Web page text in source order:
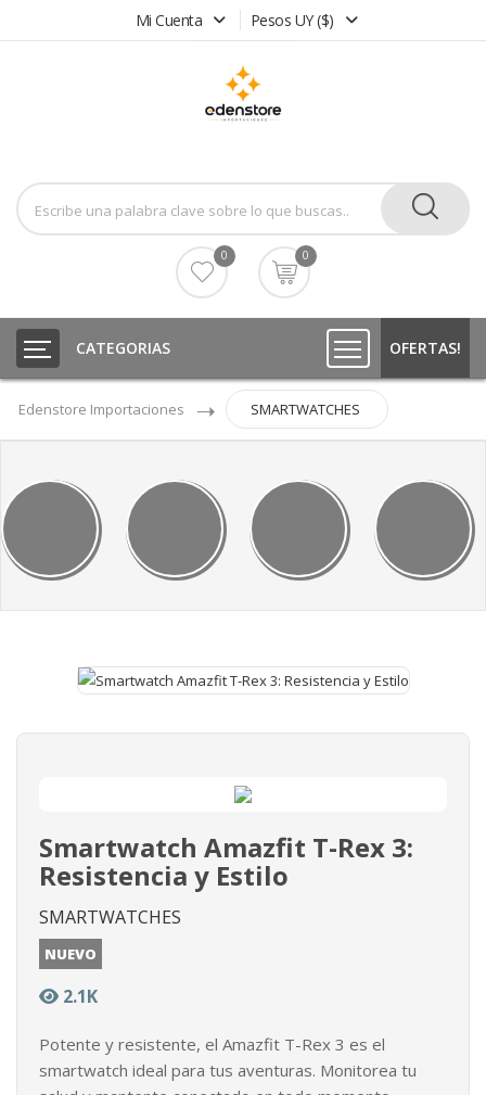
Mi Cuenta Pesos UY ($)
0 0
OFERTAS!
CATEGORIAS
Edenstore Importaciones SMARTWATCHES
Smartwatch Amazfit T-Rex 3:
Resistencia y Estilo
SMARTWATCHES
NUEVO
2.1K
Potente y resistente, el Amazfit T-Rex 3 es el
smartwatch ideal para tus aventuras. Monitorea tu